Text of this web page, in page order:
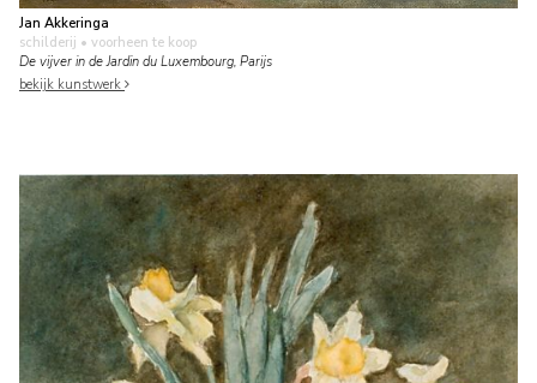
Jan Akkeringa
schilderij • voorheen te koop
De vijver in de Jardin du Luxembourg, Parijs
bekijk kunstwerk